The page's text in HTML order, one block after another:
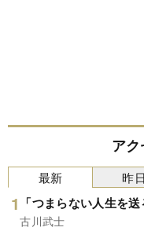
ア
最新
「つまらない人生を
古川武士
昨日